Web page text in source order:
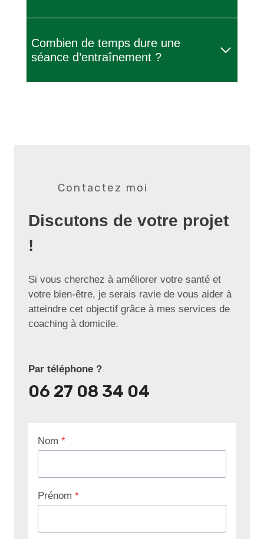
Combien de temps dure une
séance d’entraînement ?
Nom *
Prénom *
Contactez moi
Discutons de votre projet
!
Si vous cherchez à améliorer votre santé et
votre bien-être, je serais ravie de vous aider à
atteindre cet objectif grâce à mes services de
coaching à domicile.
Par téléphone ?
06 27 08 34 04